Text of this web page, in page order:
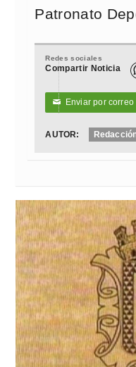
Patronato
Redes sociales
Compartir Noticia
✉ Enviar por correo
AUTOR: